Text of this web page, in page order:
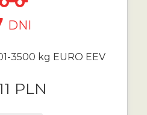
DNI
3500 kg EURO EEV
PLN